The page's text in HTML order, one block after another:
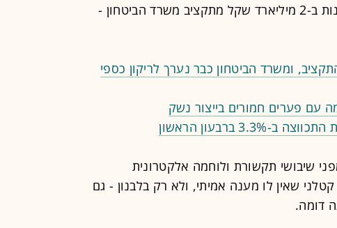
לתקצב את המאמצים למציאת פתרונות ב-2 מיליארד שקל מתקציב משרד הביטחון -
ומשרד הביטחון כבר נערך לריקון כספי
עם פערים חמורים בייצור נשק
ברבעון הראשון
שיבושי תקשורת ולוחמה אלקטרונית
שאין לו מענה אמיתי, ולא רק בלבנון - גם
דומה.